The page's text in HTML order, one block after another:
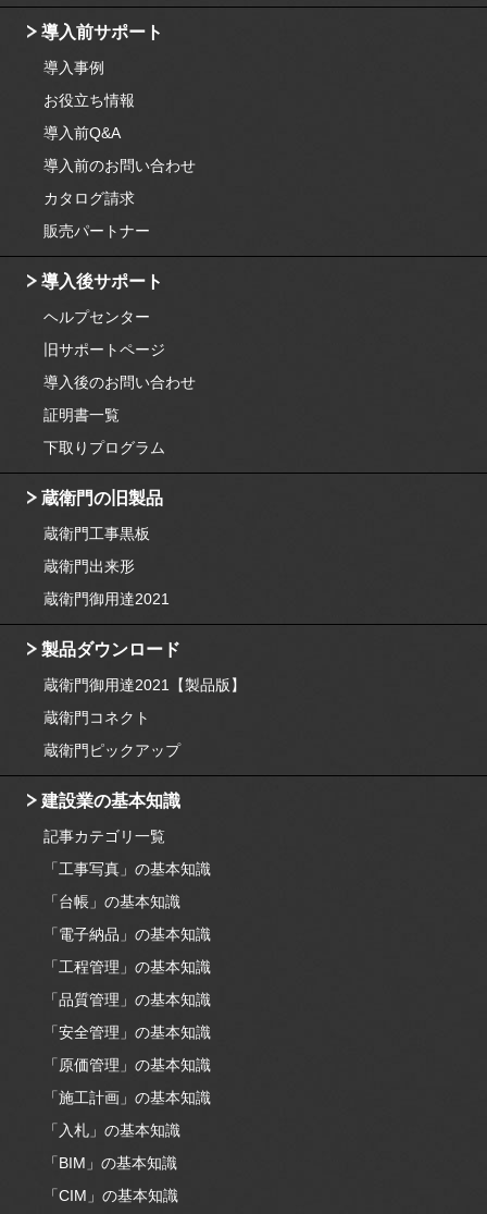
導入前サポート
導入事例
お役立ち情報
導入前Q&A
導入前のお問い合わせ
カタログ請求
販売パートナー
導入後サポート
ヘルプセンター
旧サポートページ
導入後のお問い合わせ
証明書一覧
下取りプログラム
蔵衛門の旧製品
蔵衛門工事黒板
蔵衛門出来形
蔵衛門御用達2021
製品ダウンロード
蔵衛門御用達2021【製品版】
蔵衛門コネクト
蔵衛門ピックアップ
建設業の基本知識
記事カテゴリ一覧
「工事写真」の基本知識
「台帳」の基本知識
「電子納品」の基本知識
「工程管理」の基本知識
「品質管理」の基本知識
「安全管理」の基本知識
「原価管理」の基本知識
「施工計画」の基本知識
「入札」の基本知識
「BIM」の基本知識
「CIM」の基本知識